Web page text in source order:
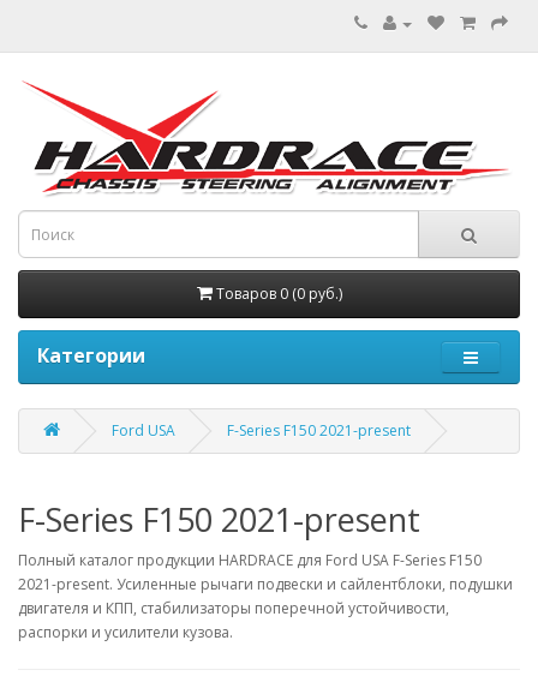
Товаров 0 (0 руб.)
Категории
Ford USA F-Series F150 2021-present
F-Series F150 2021-present
Полный каталог продукции HARDRACE для Ford USA F-Series F150
2021-present. Усиленные рычаги подвески и сайлентблоки, подушки
двигателя и КПП, стабилизаторы поперечной устойчивости,
распорки и усилители кузова.